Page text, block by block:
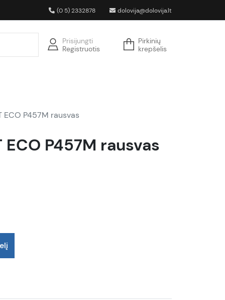
(0 5) 2332878 dolovija@dolovija.lt
Prisijungti
Registruotis
Pirkinių
krepšelis
ECO P457M rausvas
P457M rausvas